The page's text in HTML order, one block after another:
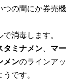
つの間にか券売機
消毒します。
タミナメン
マー
メンのラインアッ
です。